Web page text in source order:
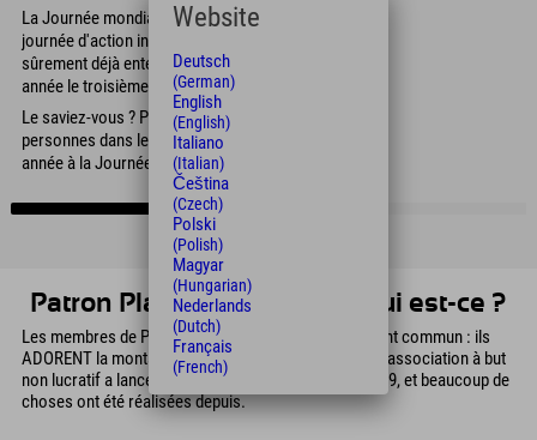
La Journée mondiale du nettoyage est une
journée d'action internationale. Vous en avez
sûrement déjà entendu parler ? Elle a lieu chaque
année le troisième samedi de septembre.
Le saviez-vous ? Plus de 20 millions de
personnes dans le monde participent chaque
année à la Journée mondiale du nettoyage ! 🙌
Patron Plasticfree Peaks - Qui est-ce ?
Les membres de Patron Plasticfree Peaks ont un point commun : ils
ADORENT la montagne et apprécient la nature. Cette association à but
non lucratif a lancé les Journées de nettoyage en 2019, et beaucoup de
choses ont été réalisées depuis.
Website
Deutsch
(German)
English
(English)
Italiano
(Italian)
Čeština
(Czech)
Polski
(Polish)
Magyar
(Hungarian)
Nederlands
(Dutch)
Français
(French)